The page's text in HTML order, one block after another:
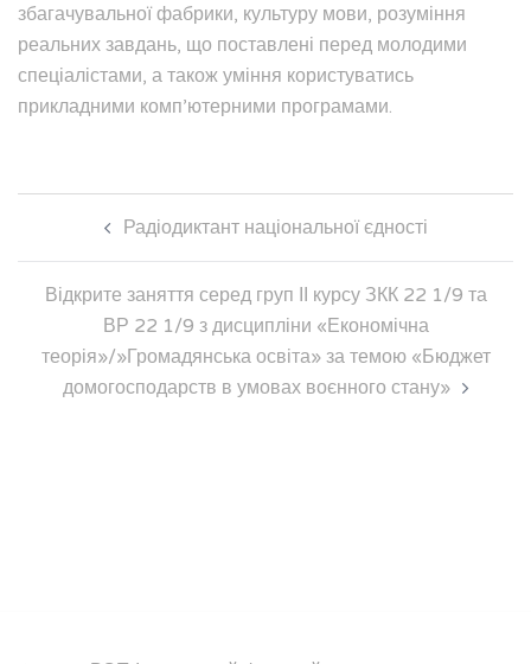
збагачувальної фабрики, культуру мови, розуміння
реальних завдань, що поставлені перед молодими
спеціалістами, а також уміння користуватись
прикладними комп’ютерними програмами.
Радіодиктант національної єдності
Відкрите заняття серед груп ІІ курсу ЗКК 22 1/9 та
ВР 22 1/9 з дисципліни «Економічна
теорія»/»Громадянська освіта» за темою «Бюджет
домогосподарств в умовах воєнного стану»